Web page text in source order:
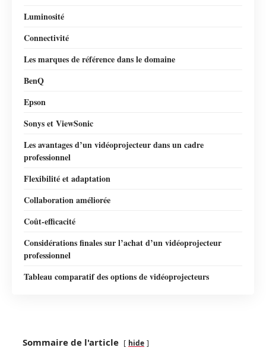
Luminosité
Connectivité
Les marques de référence dans le domaine
BenQ
Epson
Sonys et ViewSonic
Les avantages d’un vidéoprojecteur dans un cadre
professionnel
Flexibilité et adaptation
Collaboration améliorée
Coût-efficacité
Considérations finales sur l’achat d’un vidéoprojecteur
professionnel
Tableau comparatif des options de vidéoprojecteurs
Sommaire de l'article hide